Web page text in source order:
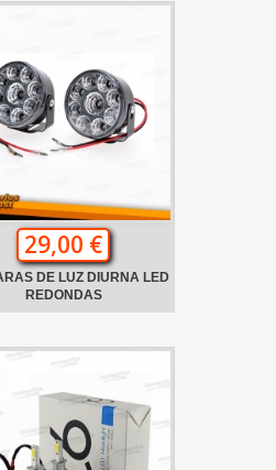
29,00 €
DE LUZ DIURNA LED
REDONDAS